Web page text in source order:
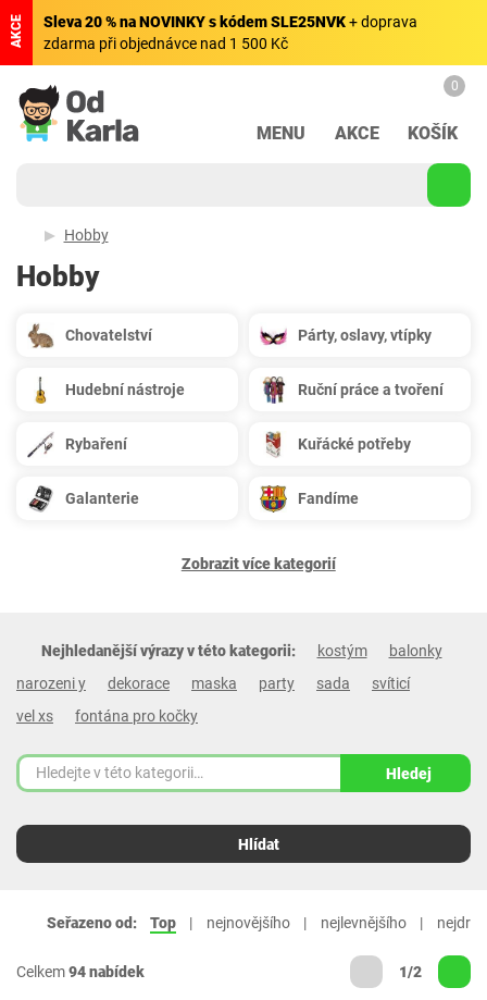
AKCE Sleva 20 % na NOVINKY s kódem SLE25NVK+ doprava
zdarma při objednávce nad 1 500 Kč
MENU AKCE
0
KOŠÍK
Hobby
Hobby
Chovatelství Párty, oslavy, vtípky
Hudební nástroje Ruční práce a tvoření
Rybaření Kuřácké potřeby
Galanterie Fandíme
Zobrazit více kategorií
Nejhledanější výrazy v této kategorii: kostým
balonky
narozeni y
dekorace maska party sada
svíticí
vel xs
fontána pro kočky
Hledej
Hlídat
Seřazeno od: Top nejnovějšího nejlevnějšího
Celkem94 nabídek 1/2